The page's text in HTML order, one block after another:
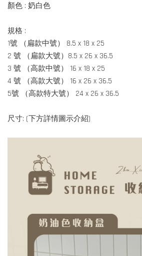
顏色 : 奶白色
規格 :
1號 （扁款中號） 8.5 x 18 x 25
2 號 （扁款大號）8.5 x 26 x 36.5
3 號 （高款中號） 16 x 18 x 25
4 號 （高款大號） 16 x 26 x 36.5
5號 （高款特大號） 24 x 26 x 36.5
尺寸: (下方詳情圖示介紹)